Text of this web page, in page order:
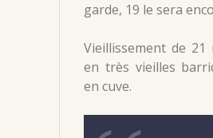
garde, 19 le sera
Vieillissement de 21
en très vieilles
en cuve.